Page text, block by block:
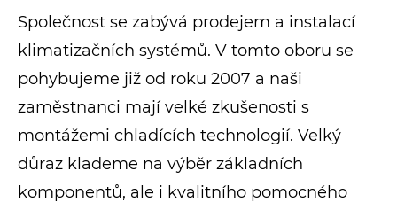
Společnost se zabývá prodejem a instalací
klimatizačních systémů. V tomto oboru se
pohybujeme již od roku 2007 a naši
zaměstnanci mají velké zkušenosti s
montážemi chladících technologií. Velký
důraz klademe na výběr základních
komponentů, ale i kvalitního pomocného